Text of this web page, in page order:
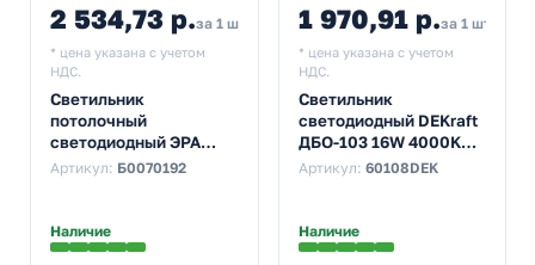
2 534,73 р.за 1 шт 2 816,37
* цена указана с учетом
НДС.
Светильник
потолочный
светодиодный ЭРА
SPB-6 Chester 84W
Артикул: Б0070192
Наличие
1 970,91 р.за 1 шт
* цена указана с учетом
НДС.
Светильник
светодиодный DEKraft
ДБО-103 16W 4000K
1500Lm IP44 белый
Артикул: 60108DEK
Наличие